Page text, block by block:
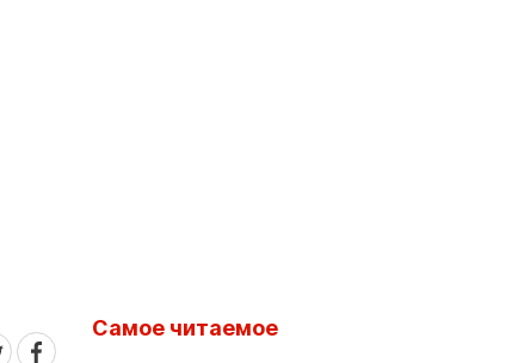
Самое читаемое